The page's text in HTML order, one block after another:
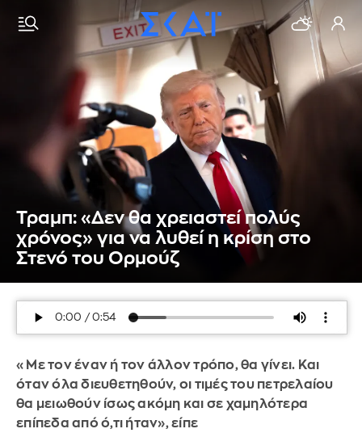
Τραμπ: «Δεν θα χρειαστεί πολύς
χρόνος» για να λυθεί η κρίση στο
Στενό του Ορμούζ
«Με τον έναν ή τον άλλον τρόπο, θα γίνει. Και
όταν όλα διευθετηθούν, οι τιμές του πετρελαίου
θα μειωθούν ίσως ακόμη και σε χαμηλότερα
επίπεδα από ό,τι ήταν», είπε